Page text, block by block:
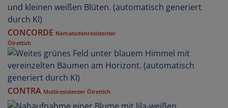
CONCORDE Nematodenresistenter
Ölrettich
CONTRA Multiresistenter Ölrettich